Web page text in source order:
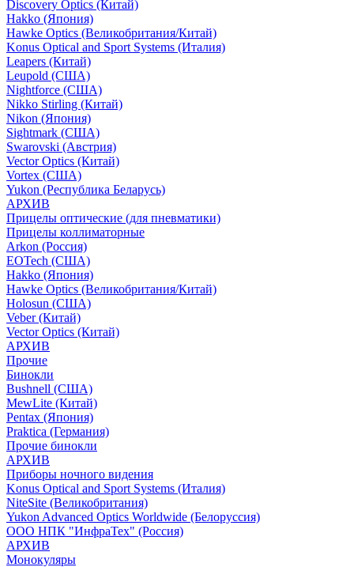
Discovery Optics (Китай)
Hakko (Япония)
Hawke Optics (Великобритания/Китай)
Konus Optical and Sport Systems (Италия)
Leapers (Китай)
Leupold (США)
Nightforce (США)
Nikko Stirling (Китай)
Nikon (Япония)
Sightmark (США)
Swarovski (Австрия)
Vector Optics (Китай)
Vortex (США)
Yukon (Республика Беларусь)
АРХИВ
Прицелы оптические (для пневматики)
Прицелы коллиматорные
Arkon (Россия)
EOTech (США)
Hakko (Япония)
Hawke Optics (Великобритания/Китай)
Holosun (США)
Veber (Китай)
Vector Optics (Китай)
АРХИВ
Прочие
Бинокли
Bushnell (США)
MewLite (Китай)
Pentax (Япония)
Praktica (Германия)
Прочие бинокли
АРХИВ
Приборы ночного видения
Konus Optical and Sport Systems (Италия)
NiteSite (Великобритания)
Yukon Advanced Optics Worldwide (Белоруссия)
ООО НПК "ИнфраТех" (Россия)
АРХИВ
Монокуляры